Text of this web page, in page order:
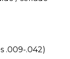
.009-.042)